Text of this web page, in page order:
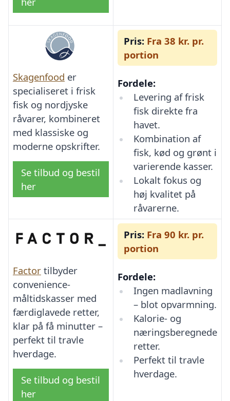
Skagenfood er
specialiseret i frisk
fisk og nordjyske
råvarer, kombineret
med klassiske og
moderne opskrifter.
Se tilbud og bestil
her
Pris: Fra 38 kr. pr.
portion
Fordele:
Levering af frisk
fisk direkte fra
havet.
Kombination af
fisk, kød og grønt i
varierende kasser.
Lokalt fokus og
høj kvalitet på
råvarerne.
Factor tilbyder
convenience-
måltidskasser med
færdiglavede retter,
klar på få minutter –
perfekt til travle
hverdage.
Se tilbud og bestil
her
Pris: Fra 90 kr. pr.
portion
Fordele:
Ingen madlavning
– blot opvarmning.
Kalorie- og
næringsberegnede
retter.
Perfekt til travle
hverdage.